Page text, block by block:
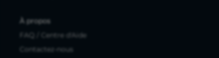
À propos
FAQ / Centre d'Aide
Contactez-nous